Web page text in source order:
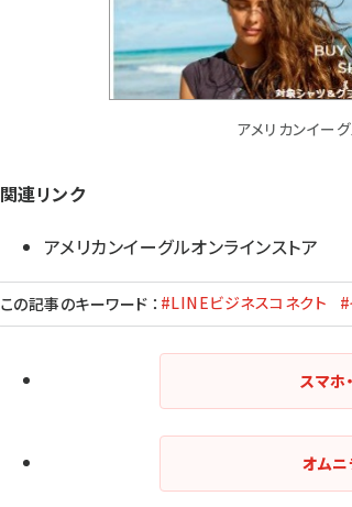
アメリカンイー
関連リンク
アメリカンイーグルオンラインストア
この記事のキーワード ： #LINEビジネスコネクト
スマホ
オム